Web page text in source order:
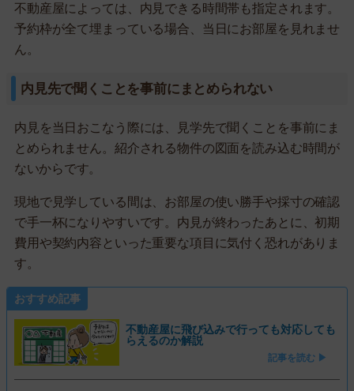
不動産屋によっては、内見できる時間帯も指定されます。
予約枠が全て埋まっている場合、当日にお部屋を見れませ
ん。
内見先で聞くことを事前にまとめられない
内見を当日おこなう際には、見学先で聞くことを事前にま
とめられません。紹介される物件の図面を読み込む時間が
ないからです。
現地で見学している間は、お部屋の使い勝手や採寸の確認
で手一杯になりやすいです。内見が終わったあとに、初期
費用や契約内容といった重要な項目に気付く恐れがありま
す。
おすすめ記事
不動産屋に飛び込みで行っても対応しても
らえるのか解説
記事を読む ▶